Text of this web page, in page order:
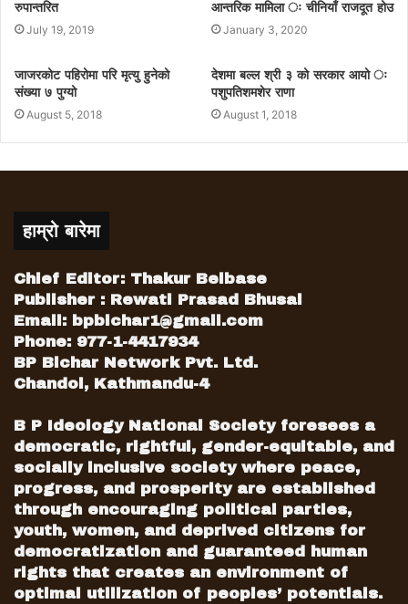
रुपान्तरित
July 19, 2019
आन्तरिक मामिला ः चीनियाँ राजदूत होउ
January 3, 2020
जाजरकोट पहिरोमा परि मृत्यु हुनेको
संख्या ७ पुग्यो
August 5, 2018
देशमा बल्ल श्री ३ को सरकार आयो ः
पशुपतिशमशेर राणा
August 1, 2018
हाम्रो बारेमा
Chief Editor: Thakur Belbase
Publisher : Rewati Prasad Bhusal
Email: bpbichar1@gmail.com
Phone: 977-1-4417934
BP Bichar Network Pvt. Ltd.
Chandol, Kathmandu-4
B P Ideology National Society foresees a
democratic, rightful, gender-equitable, and
socially inclusive society where peace,
progress, and prosperity are established
through encouraging political parties,
youth, women, and deprived citizens for
democratization and guaranteed human
rights that creates an environment of
optimal utilization of peoples’ potentials.